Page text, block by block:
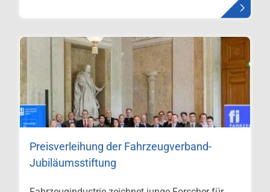
Preisverleihung der Fahrzeugverband-
Jubiläumsstiftung